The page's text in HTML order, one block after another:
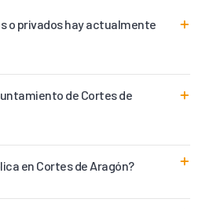
o privados hay actualmente
de Cortes de
en Cortes de Aragón?